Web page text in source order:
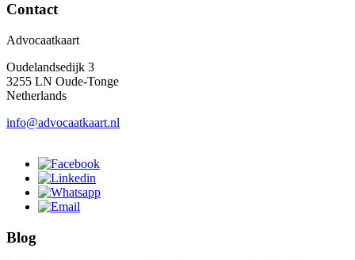
Contact
Advocaatkaart
Oudelandsedijk 3
3255 LN Oude-Tonge
Netherlands
info@advocaatkaart.nl
Blog